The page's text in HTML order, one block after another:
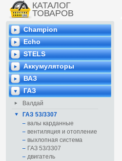
КАТАЛОГ
ТОВАРОВ
Champion
Echo
STELS
Аккумуляторы
ВАЗ
ГАЗ
Валдай
ГАЗ 53/3307
валы карданные
вентиляция и отопление
выхлопная система
ГАЗ 53/3307
двигатель